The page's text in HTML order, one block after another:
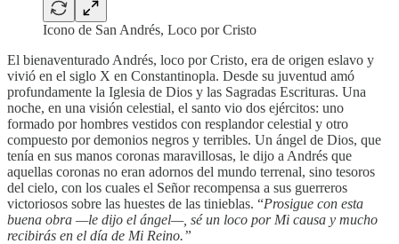
Icono de San Andrés, Loco por Cristo
El bienaventurado Andrés, loco por Cristo, era de origen eslavo y
vivió en el siglo X en Constantinopla. Desde su juventud amó
profundamente la Iglesia de Dios y las Sagradas Escrituras. Una
noche, en una visión celestial, el santo vio dos ejércitos: uno
formado por hombres vestidos con resplandor celestial y otro
compuesto por demonios negros y terribles. Un ángel de Dios, que
tenía en sus manos coronas maravillosas, le dijo a Andrés que
aquellas coronas no eran adornos del mundo terrenal, sino tesoros
del cielo, con los cuales el Señor recompensa a sus guerreros
victoriosos sobre las huestes de las tinieblas. “Prosigue con esta
buena obra —le dijo el ángel—, sé un loco por Mi causa y mucho
recibirás en el día de Mi Reino.”